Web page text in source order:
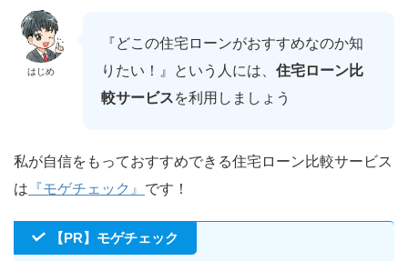
はじめ
『どこの住宅ローンがおすすめなのか知
りたい！』という人には、 住宅ローン比
較サービスを利用しましょう
私が自信をもっておすすめできる住宅ローン比較サービス
は 『モゲチェック』 です！
【PR】モゲチェック